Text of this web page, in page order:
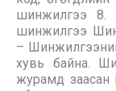
шинжилгээ 8.
шинжилгээ
– Шинжилгээний
хувь байна.
журамд заасан